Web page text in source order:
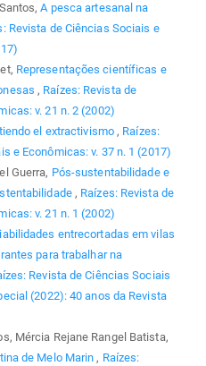
A pesca artesanal na
Revista de Ciências Sociais e
Representações científicas e
, Raízes: Revista de
v. 21 n. 2 (2002)
el extractivismo, Raízes:
e Econômicas: v. 37 n. 1 (2017)
Guerra, Pós-sustentabilidade e
, Raízes: Revista de
v. 21 n. 1 (2002)
entrecortadas em vilas
para trabalhar na
Revista de Ciências Sociais
(2022): 40 anos da Revista
Mércia Rejane Rangel Batista,
de Melo Marin, Raízes: